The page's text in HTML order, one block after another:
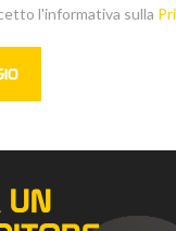
l'informativa sulla
UN